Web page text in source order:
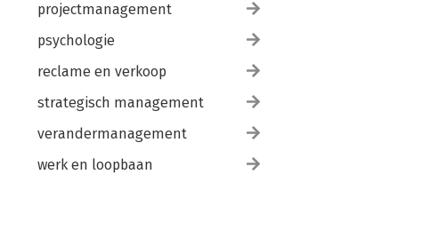
projectmanagement
psychologie
reclame en verkoop
strategisch management
verandermanagement
werk en loopbaan